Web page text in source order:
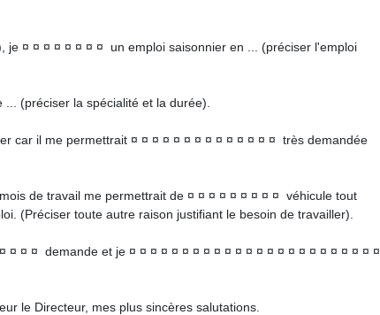
je ¤ ¤ ¤ ¤ ¤ ¤ ¤ ¤ un emploi saisonnier en ... (préciser l'emploi
(préciser la spécialité et la durée).
car il me permettrait ¤ ¤ ¤ ¤ ¤ ¤ ¤ ¤ ¤ ¤ ¤ ¤ ¤ ¤ très demandée
de travail me permettrait de ¤ ¤ ¤ ¤ ¤ ¤ ¤ ¤ ¤ véhicule tout
(Préciser toute autre raison justifiant le besoin de travailler).
¤ ¤ ¤ demande et je ¤ ¤ ¤ ¤ ¤ ¤ ¤ ¤ ¤ ¤ ¤ ¤ ¤ ¤ ¤ ¤ ¤ ¤ ¤ ¤ ¤ ¤ ¤ ¤
le Directeur, mes plus sincères salutations.